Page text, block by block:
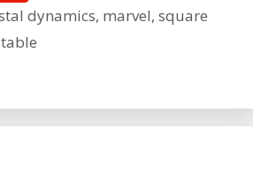
dévoilera
le
dynamics, marvel,square